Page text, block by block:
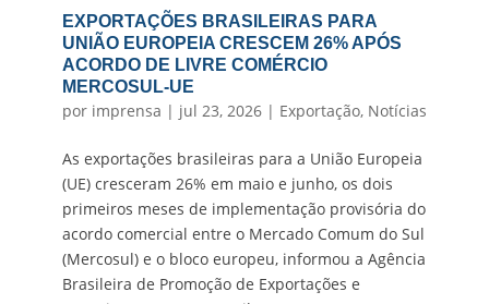
EXPORTAÇÕES BRASILEIRAS PARA
UNIÃO EUROPEIA CRESCEM 26% APÓS
ACORDO DE LIVRE COMÉRCIO
MERCOSUL-UE
por imprensa | jul 23, 2026| Exportação, Notícias
As exportações brasileiras para a União Europeia
(UE) cresceram 26% em maio e junho, os dois
primeiros meses de implementação provisória do
acordo comercial entre o Mercado Comum do Sul
(Mercosul) e o bloco europeu, informou a Agência
Brasileira de Promoção de Exportações e